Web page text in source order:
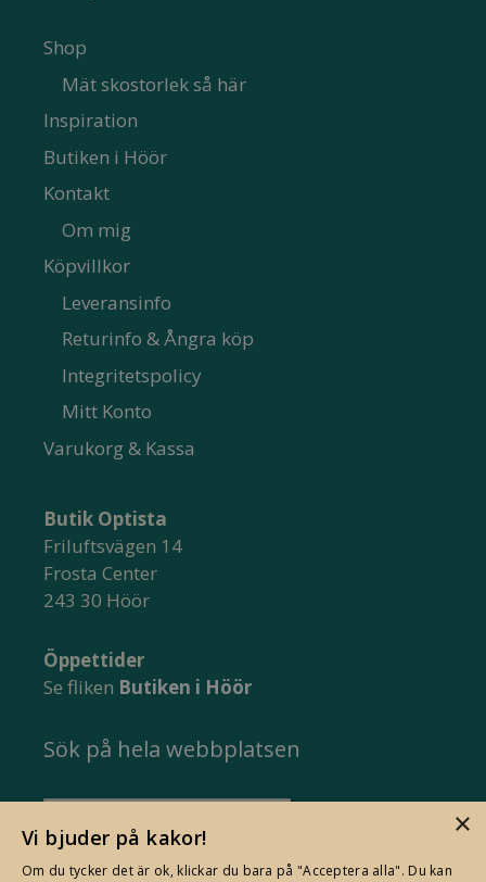
Shop
Mät skostorlek så här
Inspiration
Butiken i Höör
Kontakt
Om mig
Köpvillkor
Leveransinfo
Returinfo & Ångra köp
Integritetspolicy
Mitt Konto
Varukorg & Kassa
Butik Optista
Friluftsvägen 14
Frosta Center
243 30 Höör
Öppettider
Se fliken Butiken i Höör
Sök på hela webbplatsen
Sök
efter:
×
Vi bjuder på kakor!
Om du tycker det är ok, klickar du bara på "Acceptera alla". Du kan